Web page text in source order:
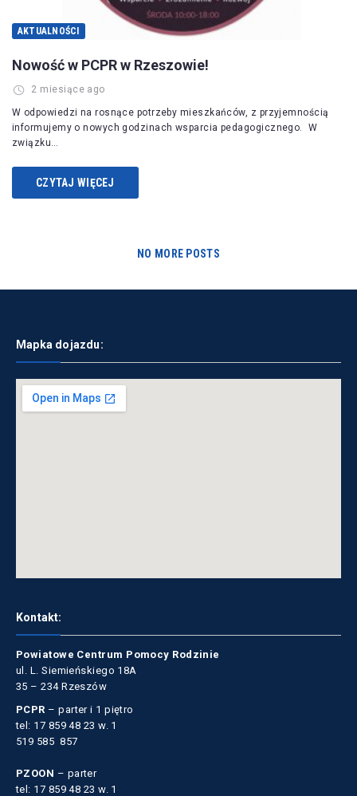
AKTUALNOŚCI
Nowość w PCPR w Rzeszowie!
2 miesiące ago
W odpowiedzi na rosnące potrzeby mieszkańców, z przyjemnością
informujemy o nowych godzinach wsparcia pedagogicznego. W
związku…
CZYTAJ WIĘCEJ
NO MORE POSTS
Mapka dojazdu:
Kontakt:
Powiatowe Centrum Pomocy Rodzinie
ul. L. Siemieńskiego 18A
35 – 234 Rzeszów
PCPR – parter i 1 piętro
tel: 17 859 48 23 w. 1
519 585 857
PZOON – parter
tel: 17 859 48 23 w. 1